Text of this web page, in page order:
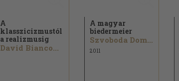
A
klasszicizmustól
a realizmusig
David Bianco...
A magyar
biedermeier
Szvoboda Dománszky Gabriella
2011